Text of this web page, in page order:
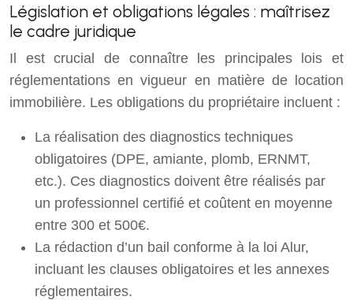
Législation et obligations légales : maîtrisez
le cadre juridique
Il est crucial de connaître les principales lois et
réglementations en vigueur en matière de location
immobilière. Les obligations du propriétaire incluent :
La réalisation des diagnostics techniques
obligatoires (DPE, amiante, plomb, ERNMT,
etc.). Ces diagnostics doivent être réalisés par
un professionnel certifié et coûtent en moyenne
entre 300 et 500€.
La rédaction d’un bail conforme à la loi Alur,
incluant les clauses obligatoires et les annexes
réglementaires.